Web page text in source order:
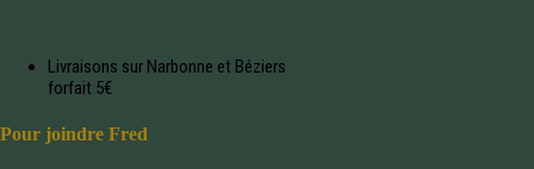
Livraisons sur Narbonne et Béziers
forfait 5€
Pour joindre Fred